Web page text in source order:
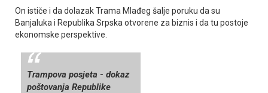
On ističe i da dolazak Trama Mlađeg šalje poruku da su
Banjaluka i Republika Srpska otvorene za biznis i da tu postoje
ekonomske perspektive.
Trampova posjeta - dokaz
poštovanja Republike